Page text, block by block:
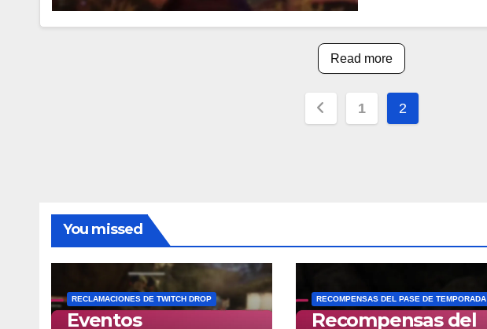
Read more
Posts
1 2
You missed
RECLAMACIONES DE TWITCH DROP
Eventos
RECOMPENSAS DEL PASE DE TEMPORADA
Recompensas del